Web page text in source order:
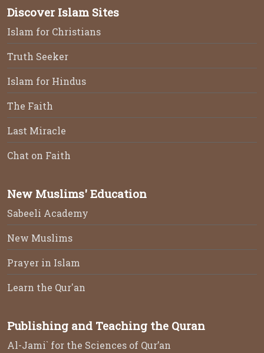
Discover Islam Sites
Islam for Christians
Truth Seeker
Islam for Hindus
The Faith
Last Miracle
Chat on Faith
New Muslims' Education
Sabeeli Academy
New Muslims
Prayer in Islam
Learn the Qur'an
Publishing and Teaching the Quran
Al-Jami` for the Sciences of Qur’an